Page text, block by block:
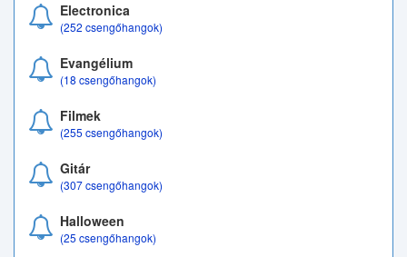
Electronica
(252 csengőhangok)
Evangélium
(18 csengőhangok)
Filmek
(255 csengőhangok)
Gitár
(307 csengőhangok)
Halloween
(25 csengőhangok)